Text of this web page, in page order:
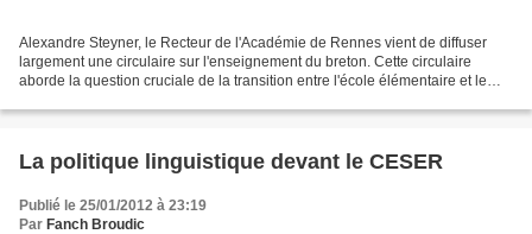
Alexandre Steyner, le Recteur de l'Académie de Rennes vient de diffuser
largement une circulaire sur l'enseignement du breton. Cette circulaire
aborde la question cruciale de la transition entre l'école élémentaire et le
La politique linguistique devant le CESER
Publié le 25/01/2012 à 23:19
Par Fanch Broudic